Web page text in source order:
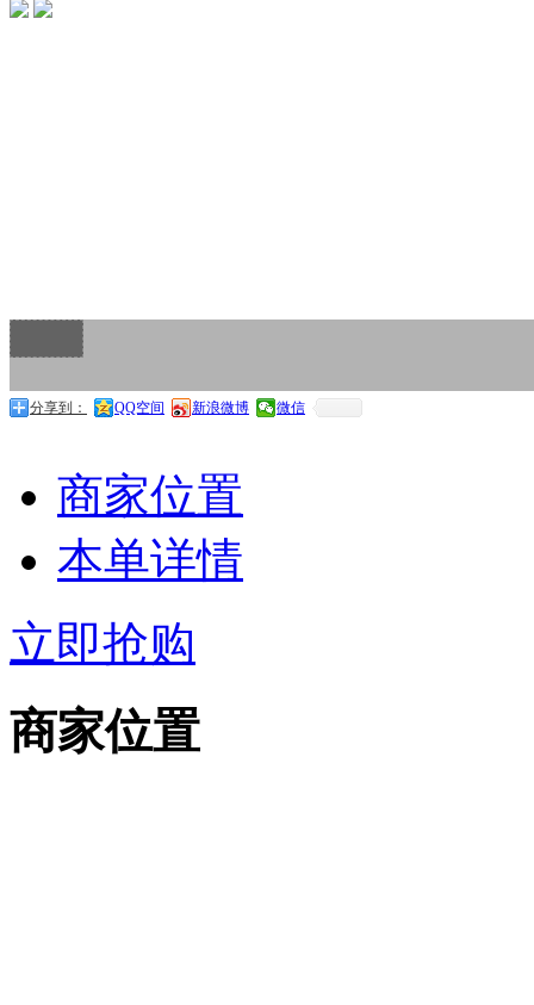
分享到： QQ空间 新浪微博 微信
商家位置
本单详情
立即抢购
商家位置